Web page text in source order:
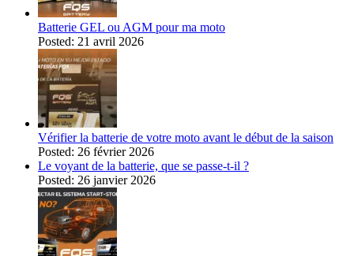
Batterie GEL ou AGM pour ma moto
Posted: 21 avril 2026
Vérifier la batterie de votre moto avant le début de la saison
Posted: 26 février 2026
Le voyant de la batterie, que se passe-t-il ?
Posted: 26 janvier 2026